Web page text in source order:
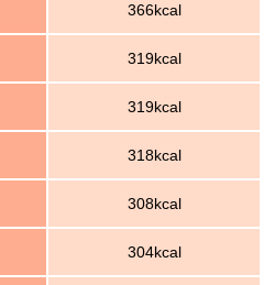
366kcal
319kcal
319kcal
318kcal
308kcal
304kcal